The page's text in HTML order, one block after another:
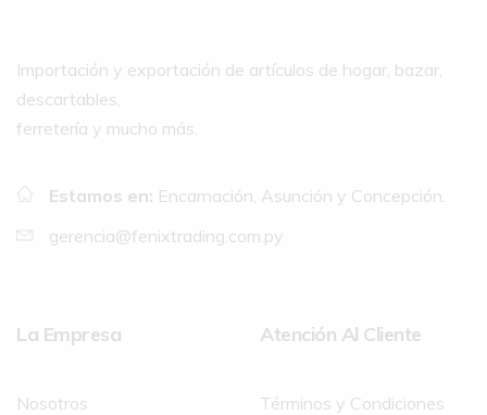
Importación y exportación de artículos de hogar, bazar,
descartables,
ferretería y mucho más.
Estamos en: Encarnación, Asunción y Concepción.
gerencia@fenixtrading.com.py
La Empresa
Nosotros
Atención Al Cliente
Términos y Condiciones